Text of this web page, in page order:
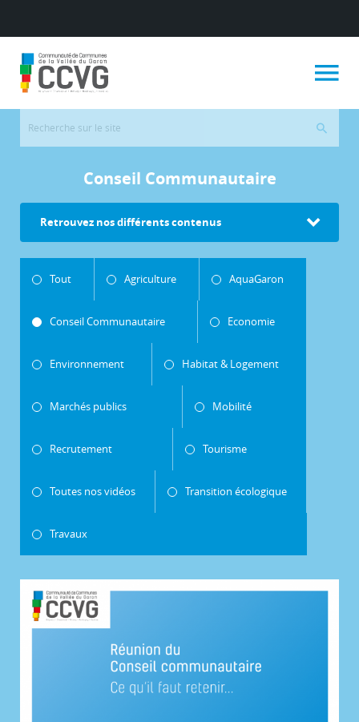
Conseil Communautaire
Retrouvez nos différents contenus
Tout Agriculture AquaGaron
Conseil Communautaire Economie
Environnement Habitat & Logement
Marchés publics Mobilité
Recrutement Tourisme
Toutes nos vidéos Transition écologique
Travaux